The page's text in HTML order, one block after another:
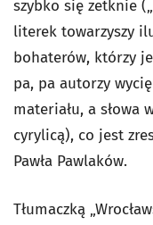
szybko się zetknie
literek towarzyszy
bohaterów, którzy
pa, pa autorzy
materiału, a słowa
cyrylicą), co jest
Pawła Pawlaków.
Tłumaczką